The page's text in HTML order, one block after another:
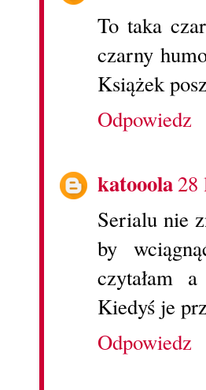
To taka
czarny
Książek
Odpowiedz
katooola28
Serialu nie
by
czytałam
Kiedyś je
Odpowiedz